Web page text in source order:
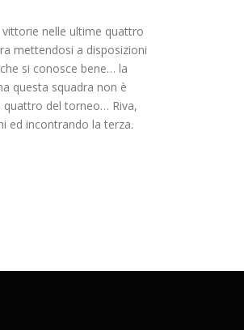
nelle ultime quattro
mettendosi a disposizioni
si conosce bene… la
questa squadra non è
quattro del torneo… Riva,
ed incontrando la terza.